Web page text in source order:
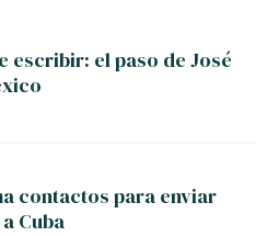
escribir: el paso de José
contactos para enviar
Cuba